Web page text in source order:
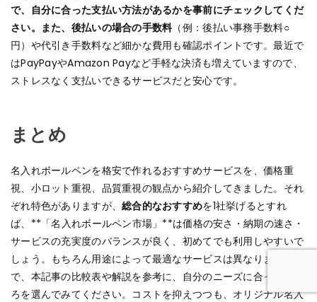
で、自分に合った支払い方法があるかを事前にチェックしてくだ
さい。また、後払いの場合の手数料（例：後払い事務手数料○
円）や代引き手数料など細かな費用も確認ポイントです。最近で
はPayPayやAmazon Payなど手軽な決済も増えていますので、
ストレスなく支払いできるサービスだと安心です。
まとめ
名入れボールペンを格安で作れるおすすめサービスを、価格重
視、小ロット重視、品質重視の観点から紹介してきました。それ
ぞれ特色がありますが、総合的なおすすめを1社挙げるとすれ
ば、**「名入れボールペン市場」**は価格の安さ・納期の速さ・
サービスの充実度のバランスが良く、初めてでも利用しやすいで
しょう。もちろん用途によって最適なサービスは異なりますの
で、本記事の比較表や解説を参考に、自分のニーズに合ったとこ
ろを選んでみてください。コストを抑えつつも、オリジナル名入